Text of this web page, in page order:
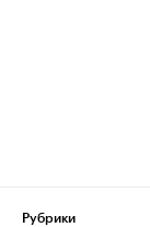
Рубрики